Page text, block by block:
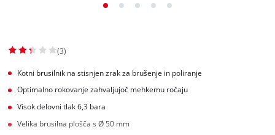
(3)
Kotni brusilnik na stisnjen zrak za brušenje in poliranje
Optimalno rokovanje zahvaljujoč mehkemu ročaju
Visok delovni tlak 6,3 bara
Velika brusilna plošča s Ø 50 mm